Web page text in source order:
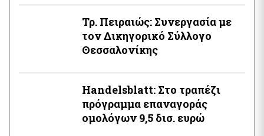
Τρ. Πειραιώς: Συνεργασία με
τον Δικηγορικό Σύλλογο
Θεσσαλονίκης
Handelsblatt: Στο τραπέζι
πρόγραμμα επαναγοράς
ομολόγων 9,5 δισ. ευρώ